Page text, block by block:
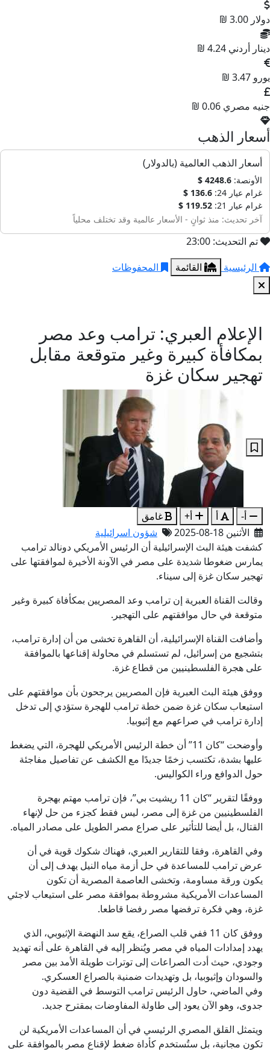
دولار 3.00 ₪
دينار أردني 4.24 ₪
يورو 3.47 ₪
جنيه مصري 0.06 ₪
أسعار الذهب
أسعار الذهب العالمية (بالدولار)
الأونصة: 4248.6 $
غرام عيار 24:
136.6 $
غرام عيار 21:
119.52 $
آخر تحديث: منذ ثوانٍ - الأسعار عالمية وقد تختلف محلياً
تم التحديث: 23:00
الرئيسية
القائمة المحفوظات
الإعلام العبري: ترامب وعد مصر
بمكافأة كبيرة وغير متوقعة مقابل
تهجير سكان غزة
أ- أ أ+
غامق
الأثنين 18-08-2025
شؤون اسرائيلية
كشفت هيئة البث الإسرائيلية أن الرئيس الأمريكي دونالد ترامب
يمارس ضغوطا شديدة على مصر في الآونة الأخيرة لموافقتها على
تهجير سكان غزة إلى سيناء.
وقالت القناة العبرية إن ترامب وعد المصريين بمكأفاة كبيرة وغير
متوقعة في حال موافقتهم على التهجير.
وأضافت القناة الإسرائيلية، أن القاهرة تخشى من أن إدارة ترامب،
بتشجيع من إسرائيل، لم تستسلم في محاولة إقناعها بالموافقة
على هجرة الفلسطينيين من قطاع غزة.
ووفق هيئة البث العبرية فإن المصريين يرجحون بأن موافقتهم على
استيعاب سكان غزة ضمن خطة ترامب للهجرة ستؤدي إلى تدخل
إدارة ترامب في صراعهم مع إثيوبيا.
وأوضحت “كان 11” أن خطة الرئيس الأمريكي للهجرة، التي يضغط
عليها بشدة، تكتسب زخمًا جديدًا مع الكشف عن تفاصيل مفاجئة
حول الدوافع وراء الكواليس.
ووفقًا لتقرير “كان 11 ريشيت بي”، فإن ترامب مهتم بهجرة
الفلسطينيين من غزة إلى مصر، ليس فقط كجزء من حل لإنهاء
القتال، بل أيضا للتأثير على صراع مصر الطويل على مصادر المياه.
وفي القاهرة، وفقا للتقارير العبري، فهناك شكوك قوية في أن
عرض ترامب للمساعدة في حل أزمة مياه النيل يهدف إلى أن
يكون ورقة مساومة، وتخشى العاصمة المصرية أن تكون
المساعدات الأمريكية مشروطة بموافقة مصر على استيعاب لاجئي
غزة، وهي فكرة ترفضها مصر رفضا قاطعا.
ووفق كان 11 ففي قلب الصراع، يقع سد النهضة الإثيوبي، الذي
يهدد إمدادات المياه في مصر ويُنظر إليه في القاهرة على أنه تهديد
وجودي، حيث أدت الصراعات إلى توترات طويلة الأمد بين مصر
والسودان وإثيوبيا، بل وتهديدات ضمنية بالصراع العسكري.
وفي الماضي، حاول الرئيس ترامب التوسط في القضية دون
جدوى، وهو الآن يعود إلى طاولة المفاوضات بمقترح جديد.
ويتمثل القلق المصري الرئيسي في أن المساعدات الأمريكية لن
تكون مجانية، بل ستُستخدم كأداة ضغط لإقناع مصر بالموافقة على